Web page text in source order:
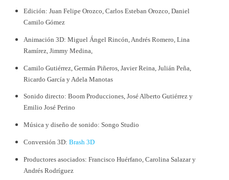
Edición: Juan Felipe Orozco, Carlos Esteban Orozco, Daniel
Camilo Gómez
Animación 3D: Miguel Ángel Rincón, Andrés Romero, Lina
Ramírez, Jimmy Medina,
Camilo Gutiérrez, Germán Piñeros, Javier Reina, Julián Peña,
Ricardo García y Adela Manotas
Sonido directo: Boom Producciones, José Alberto Gutiérrez y
Emilio José Perino
Música y diseño de sonido: Songo Studio
Conversión 3D: Brash 3D
Productores asociados: Francisco Huérfano, Carolina Salazar y
Andrés Rodríguez